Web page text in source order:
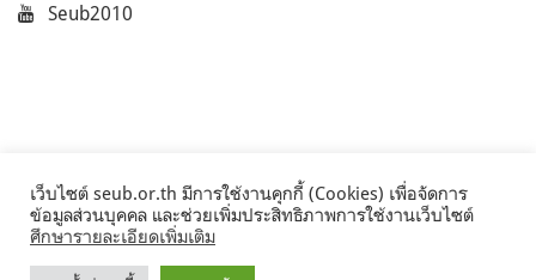
Seub2010
เว็บไซต์ seub.or.th มีการใช้งานคุกกี้ (Cookies) เพื่อจัดการ
ข้อมูลส่วนบุคคล และช่วยเพิ่มประสิทธิภาพการใช้งานเว็บไซต์
ศึกษารายละเอียดเพิ่มเติม